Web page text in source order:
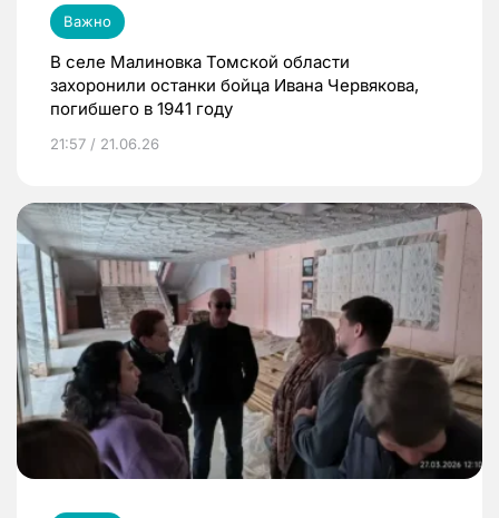
Важно
В селе Малиновка Томской области
захоронили останки бойца Ивана Червякова,
погибшего в 1941 году
21:57 / 21.06.26